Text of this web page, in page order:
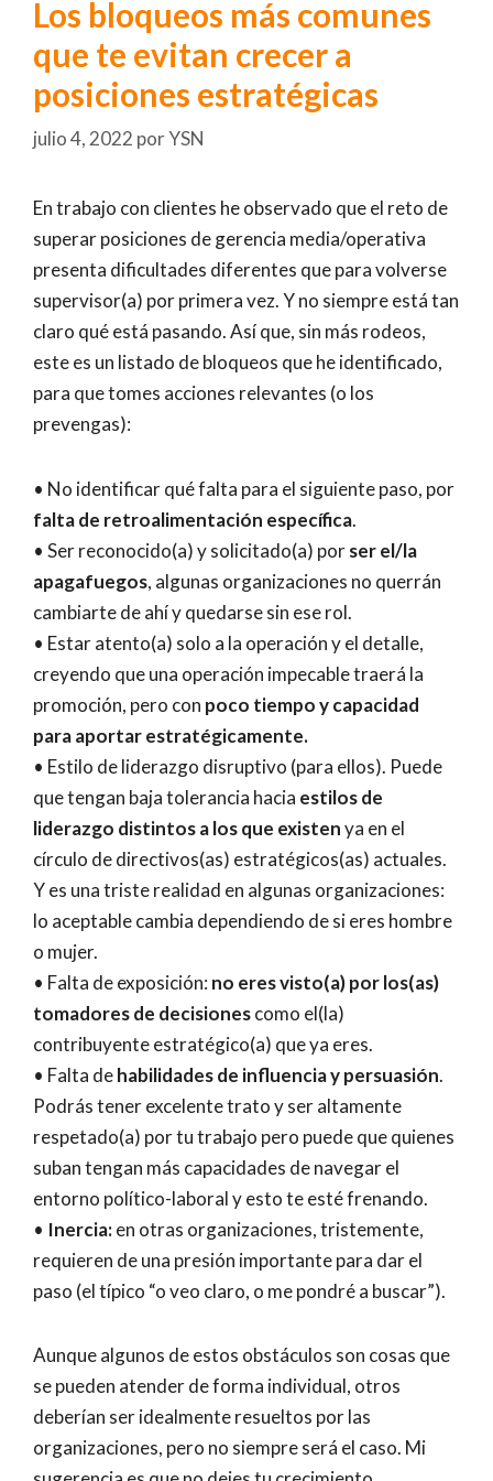
Los bloqueos más comunes
que te evitan crecer a
posiciones estratégicas
julio 4, 2022 porYSN
En trabajo con clientes he observado que el reto de
superar posiciones de gerencia media/operativa
presenta dificultades diferentes que para volverse
supervisor(a) por primera vez. Y no siempre está tan
claro qué está pasando. Así que, sin más rodeos,
este es un listado de bloqueos que he identificado,
para que tomes acciones relevantes (o los
prevengas):
• No identificar qué falta para el siguiente paso, por
falta de retroalimentación específica.
• Ser reconocido(a) y solicitado(a) porser el/la
apagafuegos, algunas organizaciones no querrán
cambiarte de ahí y quedarse sin ese rol.
• Estar atento(a) solo a la operación y el detalle,
creyendo que una operación impecable traerá la
promoción, pero con poco tiempo y capacidad
para aportar estratégicamente.
• Estilo de liderazgo disruptivo (para ellos). Puede
que tengan baja tolerancia hacia estilos de
liderazgo distintos a los que existenya en el
círculo de directivos(as) estratégicos(as) actuales.
Y es una triste realidad en algunas organizaciones:
lo aceptable cambia dependiendo de si eres hombre
o mujer.
• Falta de exposición: no eres visto(a) por los(as)
tomadores de decisionescomo el(la)
contribuyente estratégico(a) que ya eres.
• Falta dehabilidades de influencia y persuasión.
Podrás tener excelente trato y ser altamente
respetado(a) por tu trabajo pero puede que quienes
suban tengan más capacidades de navegar el
entorno político-laboral y esto te esté frenando.
• Inercia:en otras organizaciones, tristemente,
requieren de una presión importante para dar el
paso (el típico “o veo claro, o me pondré a buscar”).
Aunque algunos de estos obstáculos son cosas que
se pueden atender de forma individual, otros
deberían ser idealmente resueltos por las
organizaciones, pero no siempre será el caso. Mi